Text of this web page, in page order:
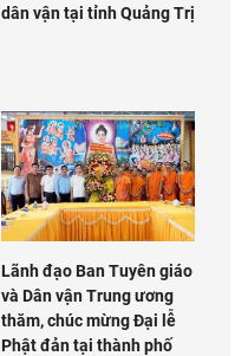
dân vận tại tỉnh Quảng Trị
Lãnh đạo Ban Tuyên giáo
và Dân vận Trung ương
thăm, chúc mừng Đại lễ
Phật đản tại thành phố